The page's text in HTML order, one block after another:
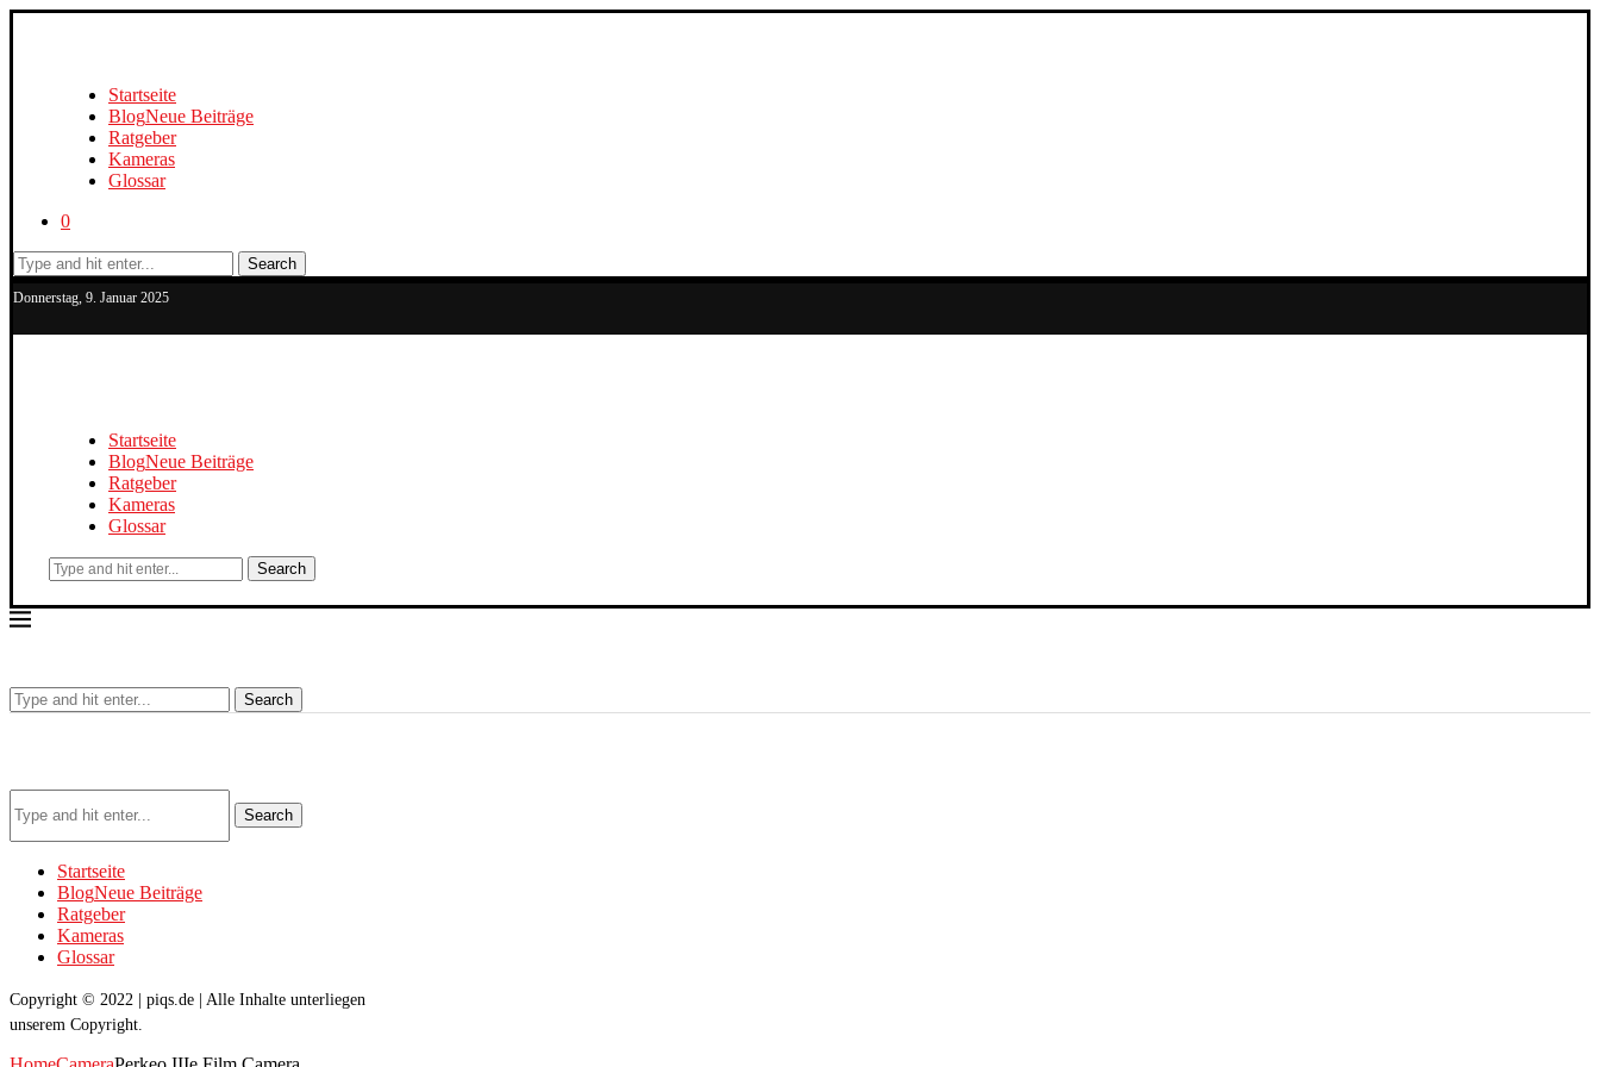
Startseite
BlogNeue Beiträge
Ratgeber
Kameras
Glossar
0
Search
Donnerstag, 9. Januar 2025
Startseite
BlogNeue Beiträge
Ratgeber
Kameras
Glossar
Search
Search
Search
Startseite
BlogNeue Beiträge
Ratgeber
Kameras
Glossar
Copyright © 2022 | piqs.de | Alle Inhalte unterliegen
unserem Copyright.